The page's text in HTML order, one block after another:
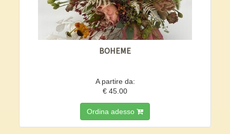
BOHEME
A partire da:
€ 45.00
Ordina adesso